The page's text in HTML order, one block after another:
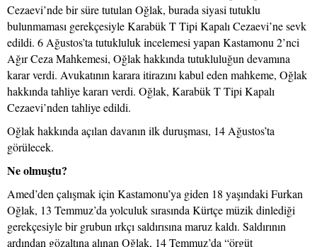
Cezaevi’nde bir süre tutulan Oğlak, burada siyasi tutuklu
bulunmaması gerekçesiyle Karabük T Tipi Kapalı Cezaevi’ne sevk
edildi. 6 Ağustos’ta tutukluluk incelemesi yapan Kastamonu 2’nci
Ağır Ceza Mahkemesi, Oğlak hakkında tutukluluğun devamına
karar verdi. Avukatının karara itirazını kabul eden mahkeme, Oğlak
hakkında tahliye kararı verdi. Oğlak, Karabük T Tipi Kapalı
Cezaevi’nden tahliye edildi.
Oğlak hakkında açılan davanın ilk duruşması, 14 Ağustos’ta
görülecek.
Ne olmuştu?
Amed’den çalışmak için Kastamonu’ya giden 18 yaşındaki Furkan
Oğlak, 13 Temmuz’da yolculuk sırasında Kürtçe müzik dinlediği
gerekçesiyle bir grubun ırkçı saldırısına maruz kaldı. Saldırının
ardından gözaltına alınan Oğlak, 14 Temmuz’da “örgüt